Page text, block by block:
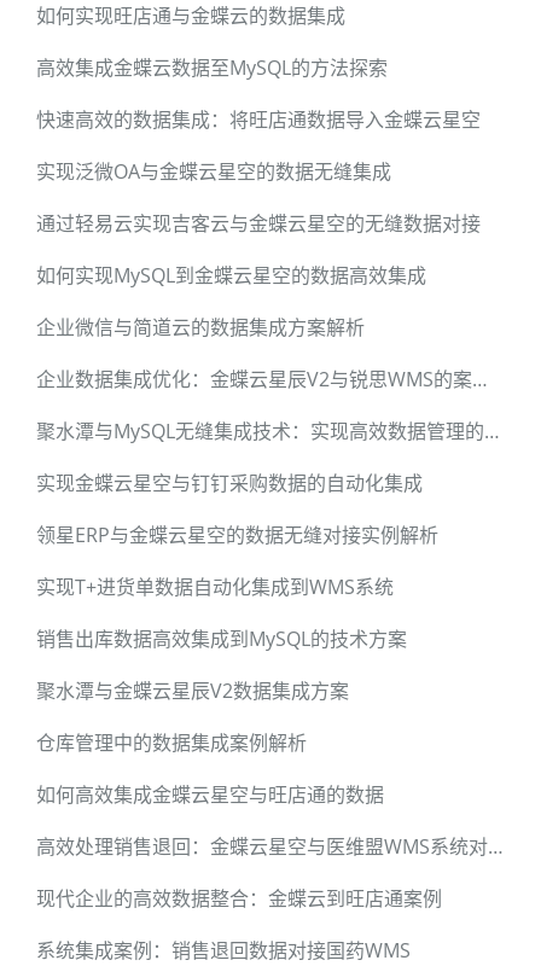
如何实现旺店通与金蝶云的数据集成
高效集成金蝶云数据至MySQL的方法探索
快速高效的数据集成：将旺店通数据导入金蝶云星空
实现泛微OA与金蝶云星空的数据无缝集成
通过轻易云实现吉客云与金蝶云星空的无缝数据对接
如何实现MySQL到金蝶云星空的数据高效集成
企业微信与简道云的数据集成方案解析
企业数据集成优化：金蝶云星辰V2与锐思WMS的案例分析
聚水潭与MySQL无缝集成技术：实现高效数据管理的新途径
实现金蝶云星空与钉钉采购数据的自动化集成
领星ERP与金蝶云星空的数据无缝对接实例解析
实现T+进货单数据自动化集成到WMS系统
销售出库数据高效集成到MySQL的技术方案
聚水潭与金蝶云星辰V2数据集成方案
仓库管理中的数据集成案例解析
如何高效集成金蝶云星空与旺店通的数据
高效处理销售退回：金蝶云星空与医维盟WMS系统对接方案
现代企业的高效数据整合：金蝶云到旺店通案例
系统集成案例：销售退回数据对接国药WMS